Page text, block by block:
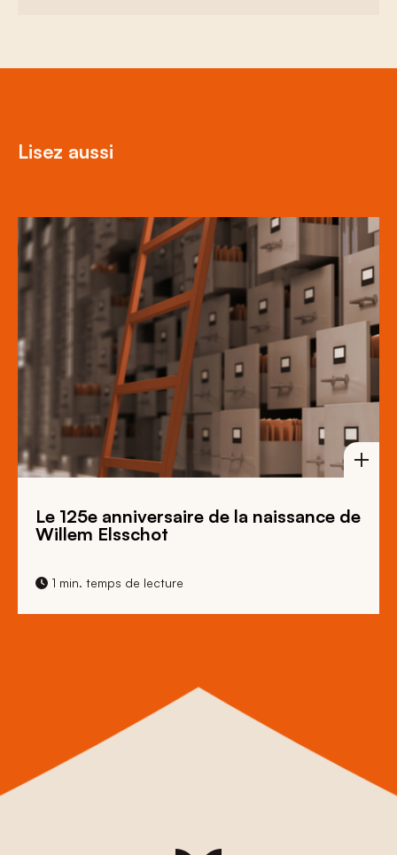
Lisez aussi
Le 125e anniversaire de la naissance de
Willem Elsschot
1 min. temps de lecture